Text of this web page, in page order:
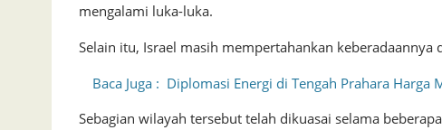
mengalami luka-luka.
Selain itu, Israel masih mempertahankan keberadaannya
Baca Juga : Diplomasi Energi di Tengah Prahara Harga
Sebagian wilayah tersebut telah dikuasai selama